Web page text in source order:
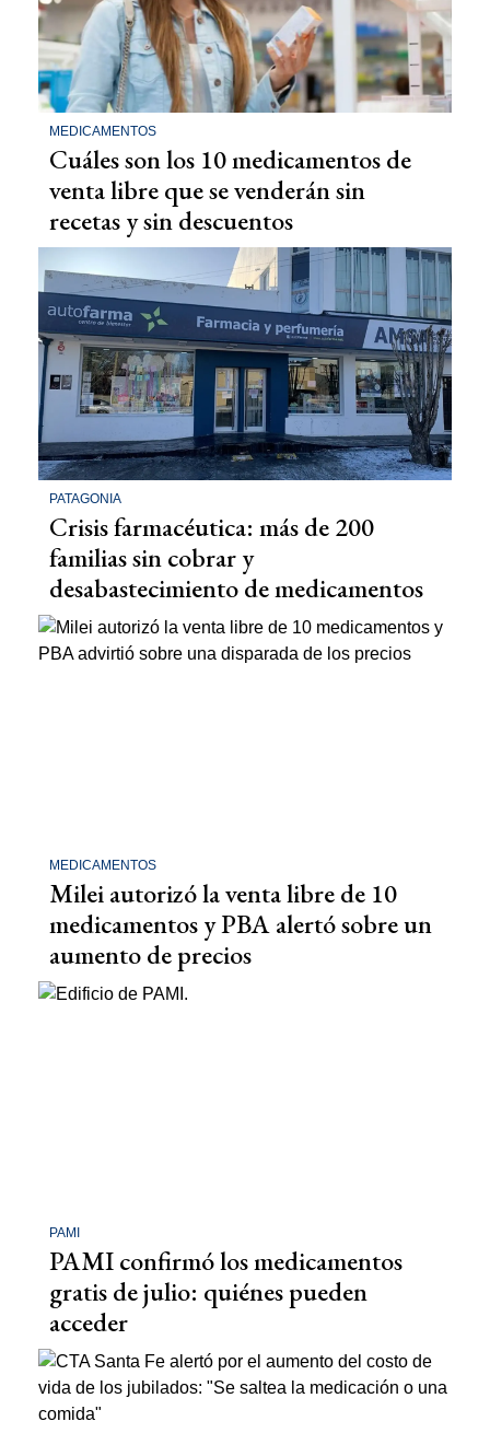
MEDICAMENTOS
Cuáles son los 10 medicamentos de
venta libre que se venderán sin
recetas y sin descuentos
PATAGONIA
Crisis farmacéutica: más de 200
familias sin cobrar y
desabastecimiento de medicamentos
MEDICAMENTOS
Milei autorizó la venta libre de 10
medicamentos y PBA alertó sobre un
aumento de precios
PAMI
PAMI confirmó los medicamentos
gratis de julio: quiénes pueden
acceder